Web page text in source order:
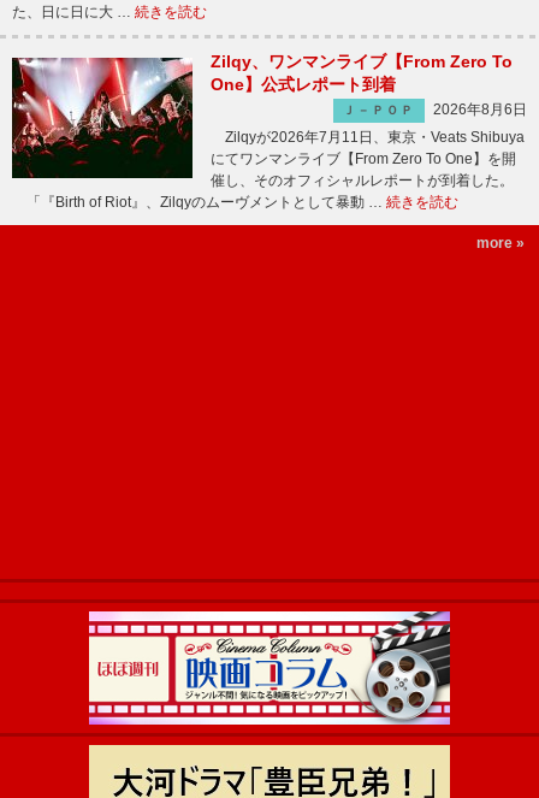
た、日に日に大 … 続きを読む
Zilqy、ワンマンライブ【From Zero To
One】公式レポート到着
Ｊ－ＰＯＰ
2026年8月6日
Zilqyが2026年7月11日、東京・Veats Shibuya
にてワンマンライブ【From Zero To One】を開
催し、そのオフィシャルレポートが到着した。
「『Birth of Riot』、Zilqyのムーヴメントとして暴動 … 続きを読む
more »